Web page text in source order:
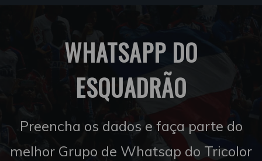
WHATSAPP DO
ESQUADRÃO
Preencha os dados e faça parte do
melhor Grupo de Whatsap do Tricolor